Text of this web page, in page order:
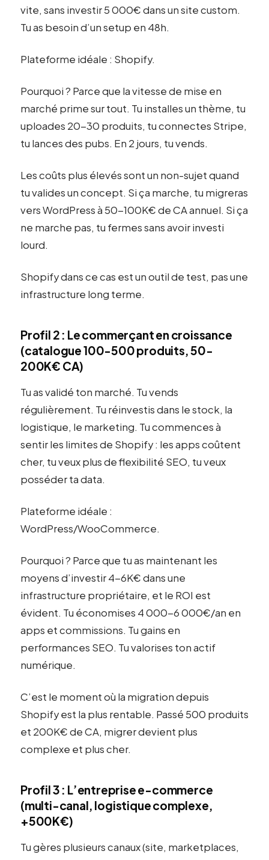
vite, sans investir 5 000€ dans un site custom.
Tu as besoin d’un setup en 48h.
Plateforme idéale : Shopify.
Pourquoi ? Parce que la vitesse de mise en
marché prime sur tout. Tu installes un thème, tu
uploades 20-30 produits, tu connectes Stripe,
tu lances des pubs. En 2 jours, tu vends.
Les coûts plus élevés sont un non-sujet quand
tu valides un concept. Si ça marche, tu migreras
vers WordPress à 50-100K€ de CA annuel. Si ça
ne marche pas, tu fermes sans avoir investi
lourd.
Shopify dans ce cas est un outil de test, pas une
infrastructure long terme.
Profil 2 : Le commerçant en croissance
(catalogue 100-500 produits, 50-
200K€ CA)
Tu as validé ton marché. Tu vends
régulièrement. Tu réinvestis dans le stock, la
logistique, le marketing. Tu commences à
sentir les limites de Shopify : les apps coûtent
cher, tu veux plus de flexibilité SEO, tu veux
posséder ta data.
Plateforme idéale :
WordPress/WooCommerce.
Pourquoi ? Parce que tu as maintenant les
moyens d’investir 4-6K€ dans une
infrastructure propriétaire, et le ROI est
évident. Tu économises 4 000-6 000€/an en
apps et commissions. Tu gains en
performances SEO. Tu valorises ton actif
numérique.
C’est le moment où la migration depuis
Shopify est la plus rentable. Passé 500 produits
et 200K€ de CA, migrer devient plus
complexe et plus cher.
Profil 3 : L’entreprise e-commerce
(multi-canal, logistique complexe,
+500K€)
Tu gères plusieurs canaux (site, marketplaces,